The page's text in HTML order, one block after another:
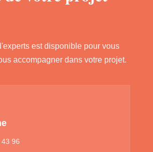
est disponible pour vous
accompagner dans votre projet.
96